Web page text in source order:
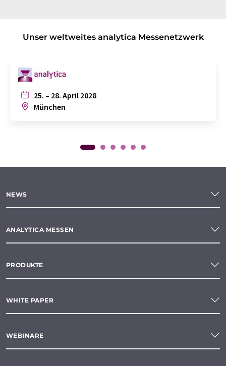
Unser weltweites analytica Messenetzwerk
25. – 28. April 2028
München
NEWS
ANALYTICA MESSEN
PRODUKTE
WHITE PAPER
WEBINARE